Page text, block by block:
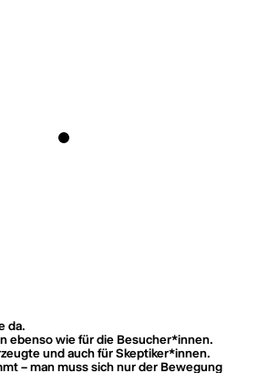
da.
ebenso wie für die Besucher*innen.
und auch für Skeptiker*innen.
– man muss sich nur der Bewegung